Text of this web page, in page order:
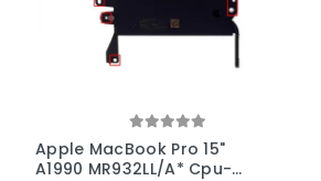
Apple MacBook Pro 15"
A1990 MR932LL/A* Cpu-